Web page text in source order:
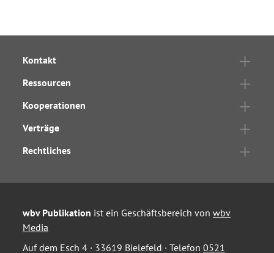
Kontakt
Ressourcen
Kooperationen
Verträge
Rechtliches
wbv Publikation ist ein Geschäftsbereich von wbv
Media
Auf dem Esch 4 · 33619 Bielefeld · Telefon 0521